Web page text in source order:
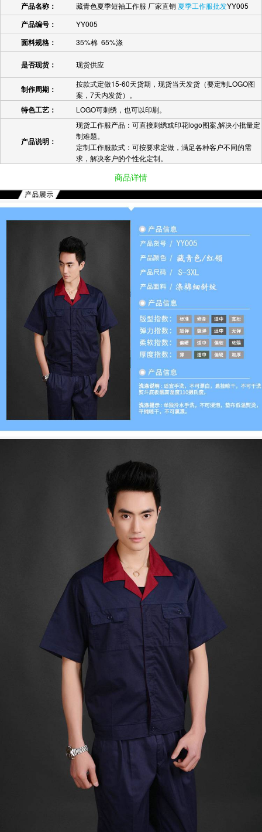
产品名称： 藏青色夏季短袖工作服 厂家直销 夏季工作服批发YY005
产品编号： YY005
面料规格： 35%棉 65%涤
是否现货： 现货供应
制作周期：
按款式定做15-60天货期，现货当天发货（要定制LOGO图
案，7天内发货）。
特色工艺： LOGO可刺绣，也可以印刷。
产品说明：
现货工作服产品：可直接刺绣或印花logo图案,解决小批量定
制难题。
定制工作服款式：可按要求定做，满足各种客户不同的需
求，解决客户的个性化定制。
商品详情